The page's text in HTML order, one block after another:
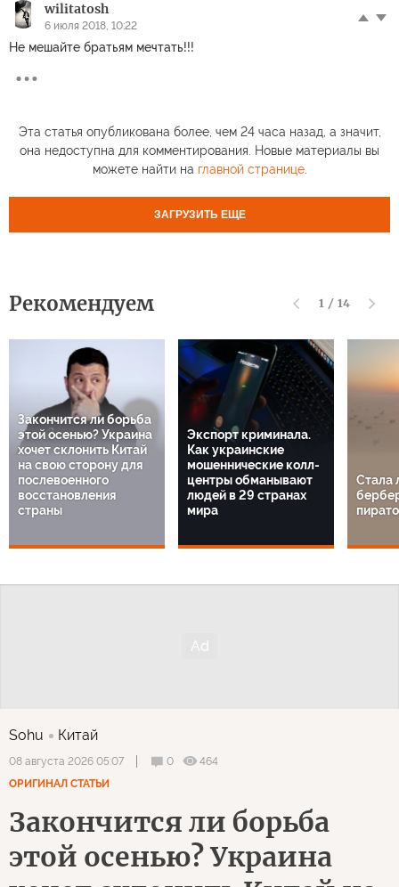
wilitatosh
6 июля 2018, 10:22
Не мешайте братьям мечтать!!!
Эта статья опубликована более, чем 24 часа назад, а значит,
она недоступна для комментирования. Новые материалы вы
можете найти на главной странице.
ЗАГРУЗИТЬ ЕЩЕ
Рекомендуем 1 / 14
Закончится ли борьба
этой осенью? Украина
хочет склонить Китай
на свою сторону для
послевоенного
восстановления
страны
Экспорт криминала.
Как украинские
мошеннические колл-
центры обманывают
людей в 29 странах
мира
Стала
Sohu Китай
08 августа 2026 05:07 0
464
ОРИГИНАЛ СТАТЬИ
Закончится ли борьба
этой осенью? Украина